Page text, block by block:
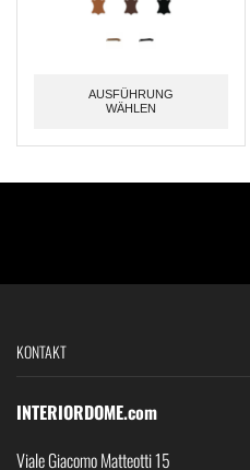
AUSFÜHRUNG
WÄHLEN
KONTAKT
INTERIORDOME.com
Viale Giacomo Matteotti 15